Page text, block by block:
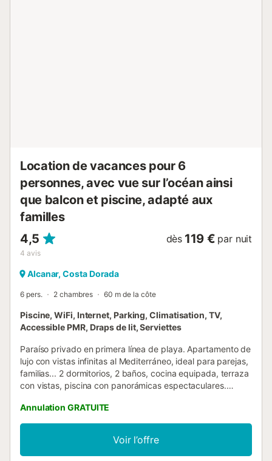
Location de vacances pour 6
personnes, avec vue sur l’océan ainsi
que balcon et piscine, adapté aux
familles
4,5
4 avis
dès 119 € par nuit
Alcanar, Costa Dorada
6 pers. 2 chambres 60 m de la côte
Piscine, WiFi, Internet, Parking, Climatisation, TV,
Accessible PMR, Draps de lit, Serviettes
Paraíso privado en primera línea de playa. Apartamento de
lujo con vistas infinitas al Mediterráneo, ideal para parejas,
familias... 2 dormitorios, 2 baños, cocina equipada, terraza
con vistas, piscina con panorámicas espectaculares.
personalizada. Organizamos cenas gourmet, catering,
veleros, deportes acuáticos, tours, bodas, lo que imagines.
Nosotros organizamos, tú disfrutas. Ubicación privilegiada
cerca de Tarragona, Valencia, Barcelona. El espacio Lujo
frente al Mediterráneo con vistas de 360° a la Bahía de
Annulation GRATUITE
Voir l’offre